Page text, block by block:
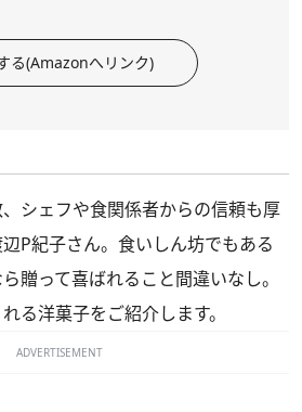
る(Amazonへリンク)
シェフや食関係者からの信頼も厚
P紀子さん。食いしん坊でもある
贈って喜ばれること間違いなし。
る洋菓子をご紹介します。
ADVERTISEMENT